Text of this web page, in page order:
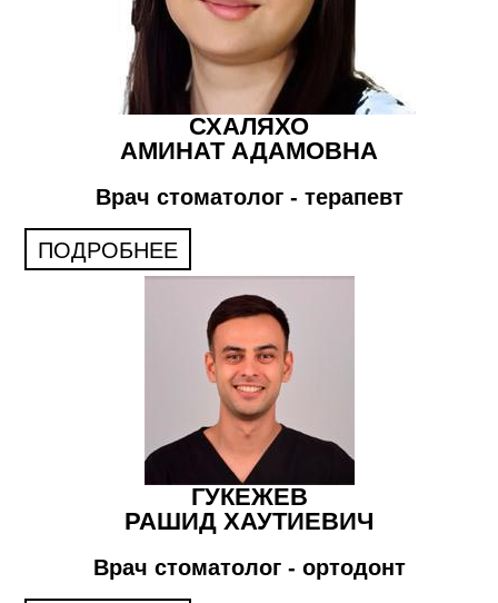
СХАЛЯХО
АМИНАТ АДАМОВНА
Врач стоматолог - терапевт
ПОДРОБНЕЕ
ГУКЕЖЕВ
РАШИД ХАУТИЕВИЧ
Врач стоматолог - ортодонт